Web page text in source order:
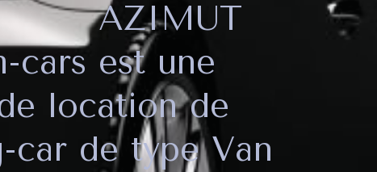
cars est une
location de
car de type Van